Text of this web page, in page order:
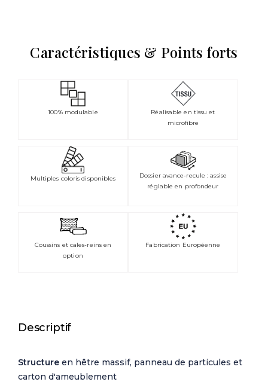
Caractéristiques & Points forts
100% modulable
Réalisable en tissu et
microfibre
Multiples coloris disponibles
Dossier avance-recule : assise
réglable en profondeur
Coussins et cales-reins en
option
Fabrication Européenne
Descriptif
Structure en hêtre massif, panneau de particules et
carton d'ameublement